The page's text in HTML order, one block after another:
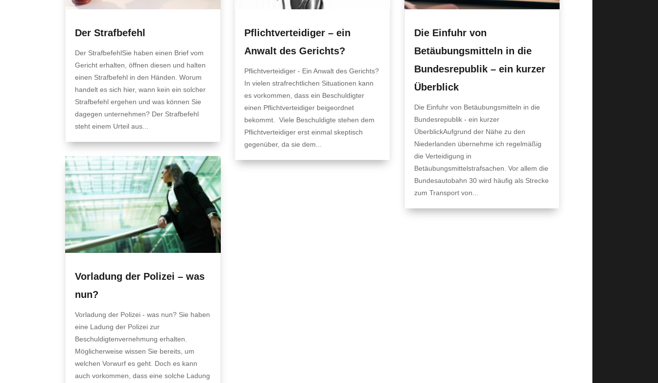
Der Strafbefehl
Der StrafbefehlSie haben einen Brief vom
Gericht erhalten, öffnen diesen und halten
einen Strafbefehl in den Händen. Worum
handelt es sich hier, wann kein ein solcher
Strafbefehl ergehen und was können Sie
dagegen unternehmen? Der Strafbefehl
steht einem Urteil aus...
Vorladung der Polizei – was
nun?
Vorladung der Polizei - was nun? Sie haben
eine Ladung der Polizei zur
Beschuldigtenvernehmung erhalten.
Möglicherweise wissen Sie bereits, um
welchen Vorwurf es geht. Doch es kann
auch vorkommen, dass eine solche Ladung
Pflichtverteidiger – ein
Anwalt des Gerichts?
Pflichtverteidiger - Ein Anwalt des Gerichts?
In vielen strafrechtlichen Situationen kann
es vorkommen, dass ein Beschuldigter
einen Pflichtverteidiger beigeordnet
bekommt. Viele Beschuldigte stehen dem
Pflichtverteidiger erst einmal skeptisch
gegenüber, da sie dem...
Die Einfuhr von
Betäubungsmitteln in die
Bundesrepublik – ein kurzer
Überblick
Die Einfuhr von Betäubungsmitteln in die
Bundesrepublik - ein kurzer
ÜberblickAufgrund der Nähe zu den
Niederlanden übernehme ich regelmäßig
die Verteidigung in
Betäubungsmittelstrafsachen. Vor allem die
Bundesautobahn 30 wird häufig als Strecke
zum Transport von...